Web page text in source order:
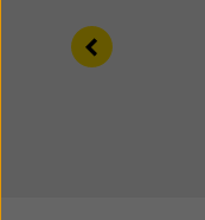
Left
izmantojot
savu piekrišanu